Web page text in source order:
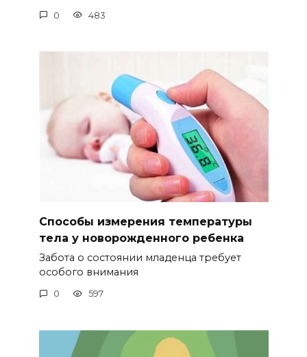
0 483
Способы измерения температуры
тела у новорожденного ребенка
Забота о состоянии младенца требует
особого внимания
0 597